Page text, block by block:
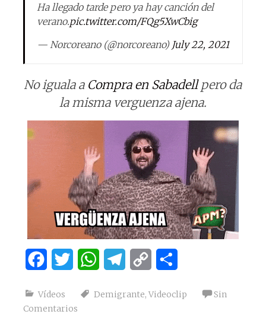
Ha llegado tarde pero ya hay canción del
verano.pic.twitter.com/FQg5XwCbig
— Norcoreano (@norcoreano) July 22, 2021
No iguala a Compra en Sabadellpero da
la misma verguenza ajena.
FacebookTwitter WhatsAppTelegram
Copy
Vídeos Demigrante, Videoclip
Sin
Comentarios